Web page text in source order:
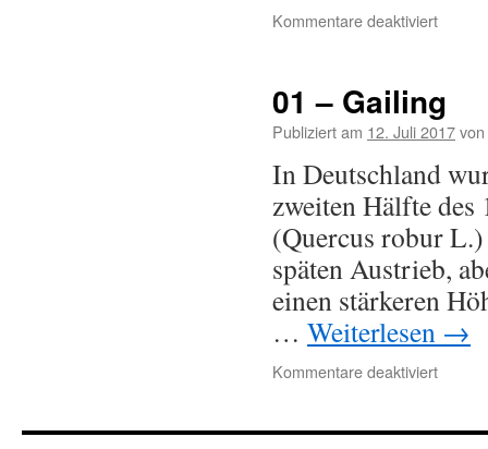
Kommentare deaktiviert
01 – Gailing
Publiziert am 12. Juli 2017von
In Deutschland
zweiten Hälfte des
(Quercus robur
späten Austrieb,
einen stärkeren
… Weiterlesen →
Kommentare deaktiviert